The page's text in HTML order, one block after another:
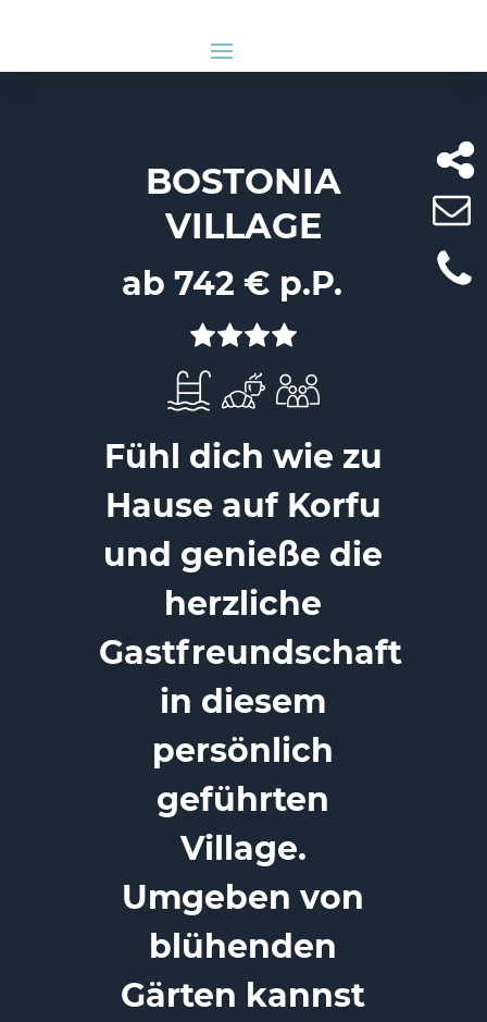
BOSTONIA
VILLAGE
ab 742 € p.P.
Fühl dich wie zu
Hause auf Korfu
und genieße die
herzliche
Gastfreundschaft
in diesem
persönlich
geführten
Village.
Umgeben von
blühenden
Gärten kannst